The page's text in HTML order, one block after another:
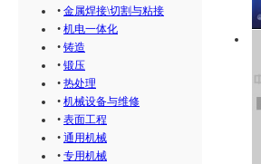
• 金属焊接\切割与粘接
• 机电一体化
• 铸造
• 锻压
• 热处理
• 机械设备与维修
• 表面工程
• 通用机械
• 专用机械